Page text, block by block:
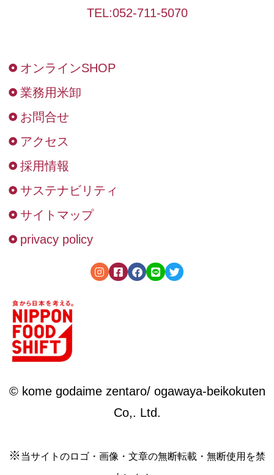
TEL:052-711-5070
オンラインSHOP
業務用米卸
お問合せ
アクセス
採用情報
サステナビリティ
サイトマップ
privacy policy
© kome godaime zentaro/ ogawaya-beikokuten
Co,. Ltd.
※ 当サイトのロゴ・画像・文章の無断転載・無断使用を禁